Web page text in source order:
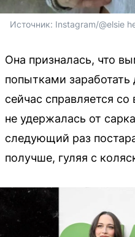
Источник: Instagram/@elsie
Она призналась, что
попытками заработать
сейчас справляется
не удержалась от
следующий раз
получше, гуляя с